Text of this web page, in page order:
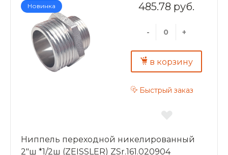
Новинка 485.78 руб.
- +
в корзину
Быстрый заказ
Ниппель переходной никелированный
2"ш *1/2ш (ZEISSLER) ZSr.161.020904